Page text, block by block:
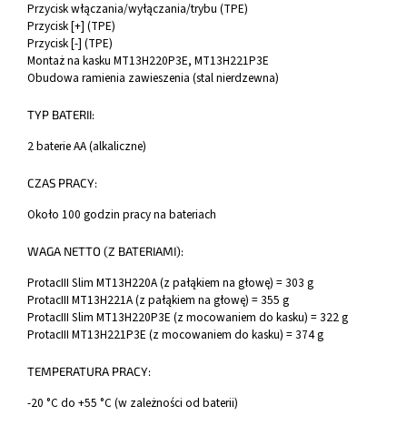
Przycisk włączania/wyłączania/trybu (TPE)
Przycisk [+] (TPE)
Przycisk [-] (TPE)
Montaż na kasku MT13H220P3E, MT13H221P3E
Obudowa ramienia zawieszenia (stal nierdzewna)
TYP BATERII:
2 baterie AA (alkaliczne)
CZAS PRACY:
Około 100 godzin pracy na bateriach
WAGA NETTO (Z BATERIAMI):
ProtacIII Slim MT13H220A (z pałąkiem na głowę) = 303 g
ProtacIII MT13H221A (z pałąkiem na głowę) = 355 g
ProtacIII Slim MT13H220P3E (z mocowaniem do kasku) = 322 g
ProtacIII MT13H221P3E (z mocowaniem do kasku) = 374 g
TEMPERATURA PRACY:
-20 °C do +55 °C (w zależności od baterii)